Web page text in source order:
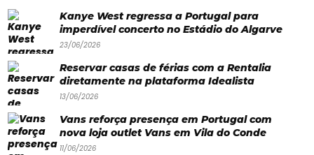
–
Quem
somos
Falem
connosco!
💬
Kanye West regressa a Portugal para
imperdível concerto no Estádio do Algarve
23/06/2026
Reservar casas de férias com a Rentalia
diretamente na plataforma Idealista
13/06/2026
Vans reforça presença em Portugal com
nova loja outlet Vans em Vila do Conde
11/06/2026